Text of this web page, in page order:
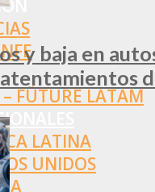
– FÜTURE LATAM
LATINA
UNIDOS
y baja en